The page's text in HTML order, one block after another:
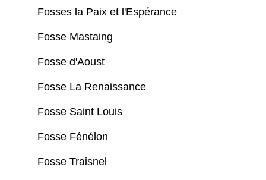
Fosses la Paix et l'Espérance
Fosse Mastaing
Fosse d'Aoust
Fosse La Renaissance
Fosse Saint Louis
Fosse Fénélon
Fosse Traisnel